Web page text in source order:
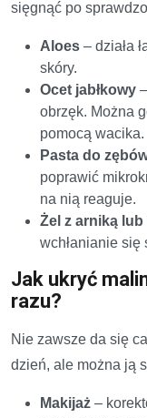
sięgnąć po
Aloes – działa
skóry.
Ocet jabłkowy
obrzęk. Można
pomocą wacika.
Pasta do
poprawić
na nią reaguje.
Żel z arniką
wchłanianie się
Jak ukryć
razu?
Nie zawsze da się
dzień, ale można ją
Makijaż –